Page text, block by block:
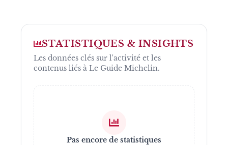
STATISTIQUES & INSIGHTS
Les données clés sur l'activité et les
contenus liés à Le Guide Michelin.
Pas encore de statistiques